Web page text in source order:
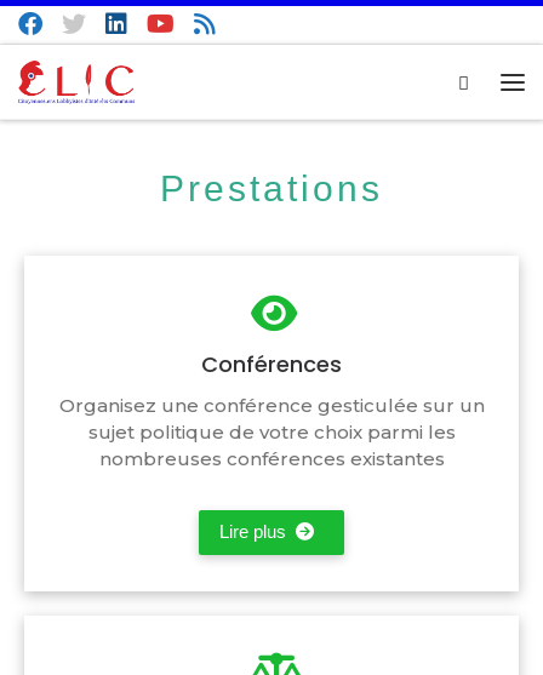
Passer au contenu
Search
Prestations
Conférences
Organisez une conférence gesticulée sur un
sujet politique de votre choix parmi les
nombreuses conférences existantes
Lire plus